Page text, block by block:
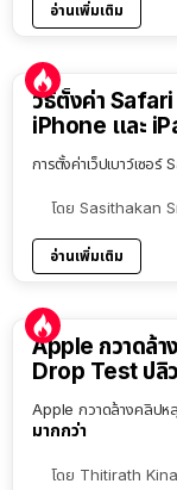
อ่านเพิ่มเติม
วิธีตั้งค่า Safari
iPhone และ
การตั้งค่าเว็ปเบาว์เซอ
โดย Sasithakan
อ่านเพิ่มเติม
Apple กวาดล้า
Drop Test ปลิ
Apple กวาดล้างคลิป
มากกว่า
โดย Thitirath